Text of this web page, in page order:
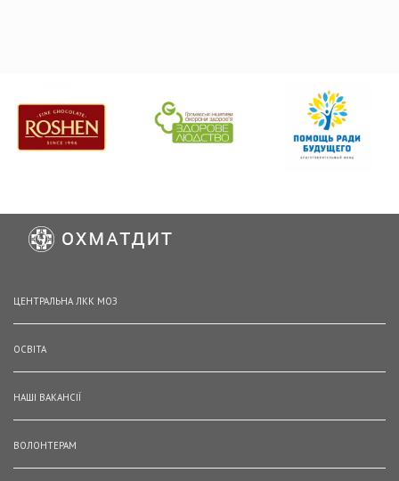
ЦЕНТРАЛЬНА ЛКК МОЗ
ОСВІТА
НАШІ ВАКАНСІЇ
ВОЛОНТЕРАМ